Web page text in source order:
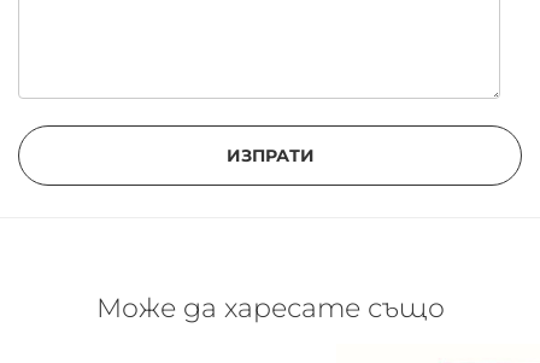
ИЗПРАТИ
Може да харесате също